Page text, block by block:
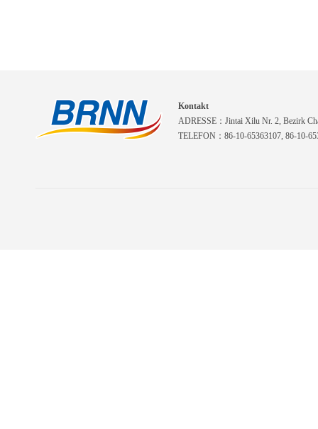
Kontakt
ADRESSE：Jintai Xilu Nr. 2, Bezirk
TELEFON：86-10-65363107, 86-10-